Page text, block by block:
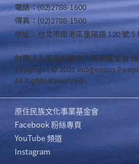
電話：(02)2788-1600
傳真：(02)2788-1500
地址：台北市南港區重陽路 120 號 5
財團法人原住民族文化事業基金會
Copyright © 2021 Indigenous
All Rights Reserved .
原住民族文化事業基金會
Facebook 粉絲專頁
YouTube 頻道
Instagram